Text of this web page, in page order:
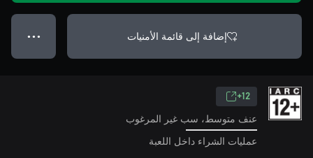
إضافة إلى قائمة الأمنيات ● ● ●
12+
عنف متوسط، سب غير المرغوب
عمليات الشراء داخل اللعبة